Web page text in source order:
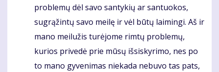
problemų dėl savo santykių ar santuokos,
sugrąžintų savo meilę ir vėl būtų laimingi. Aš ir
mano meilužis turėjome rimtų problemų,
kurios privedė prie mūsų išsiskyrimo, nes po
to mano gyvenimas niekada nebuvo tas pats,